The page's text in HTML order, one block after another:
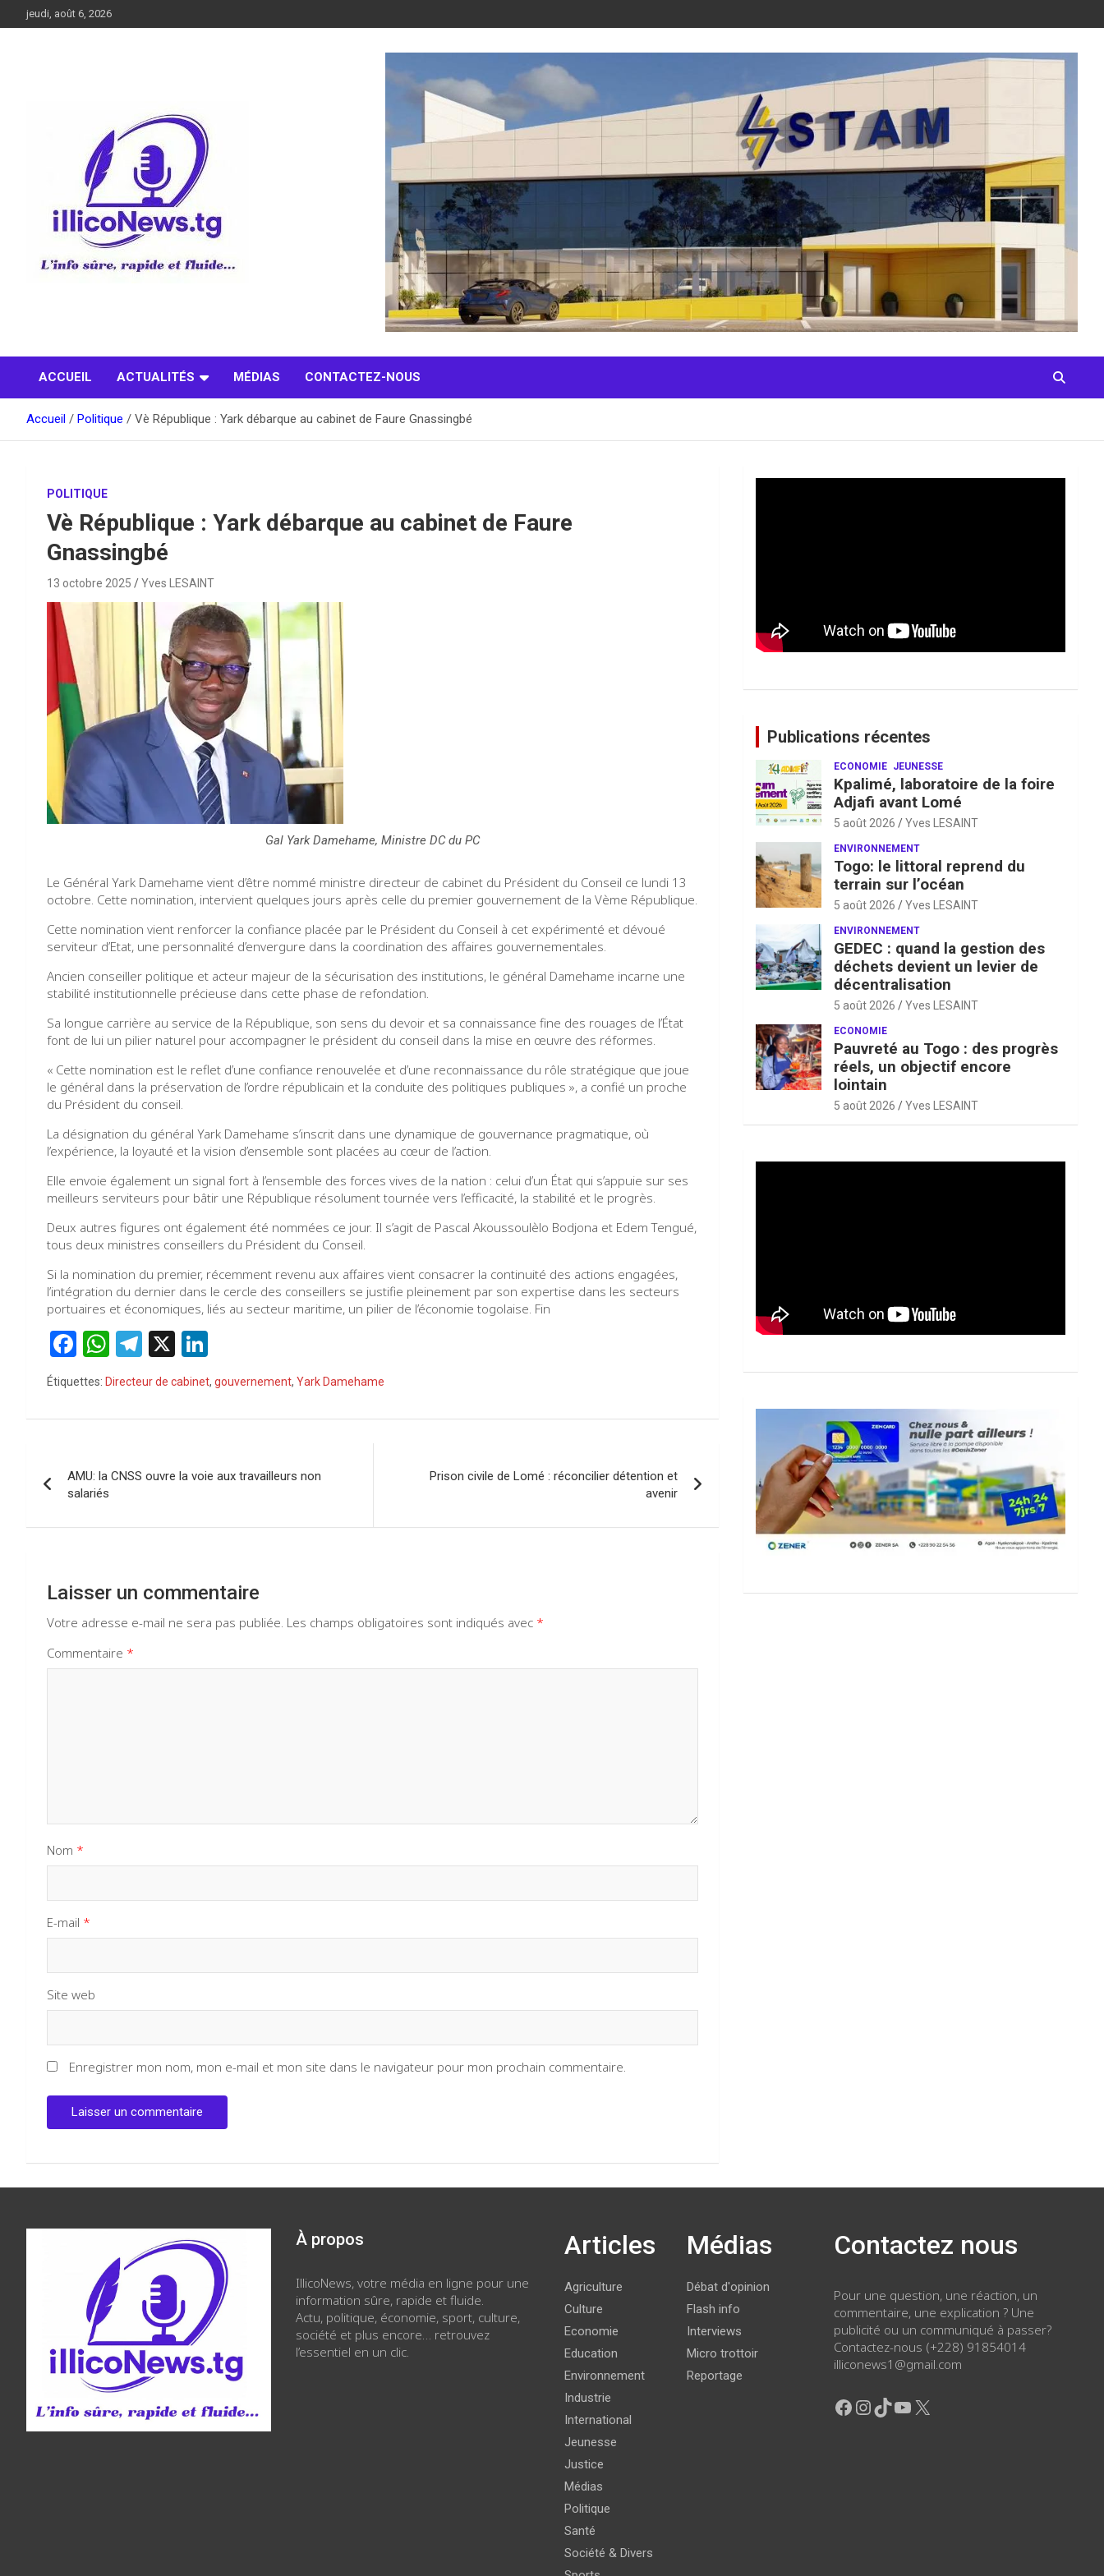
au
jeudi, août 6, 2026
ACCUEIL ACTUALITÉS MÉDIAS CONTACTEZ-NOUS
Accueil Politique Vè République : Yark débarque au cabinet de Faure Gnassingbé
POLITIQUE
Vè République : Yark débarque au cabinet de Faure
Gnassingbé
13 octobre 2025 Yves LESAINT
Gal Yark Damehame, Ministre DC du PC
Le Général Yark Damehame vient d’être nommé ministre directeur de cabinet du Président du Conseil ce lundi 13
octobre. Cette nomination, intervient quelques jours après celle du premier gouvernement de la Vème République.
Cette nomination vient renforcer la confiance placée par le Président du Conseil à cet expérimenté et dévoué
serviteur d’Etat, une personnalité d’envergure dans la coordination des affaires gouvernementales.
Ancien conseiller politique et acteur majeur de la sécurisation des institutions, le général Damehame incarne une
stabilité institutionnelle précieuse dans cette phase de refondation.
Sa longue carrière au service de la République, son sens du devoir et sa connaissance fine des rouages de l’État
font de lui un pilier naturel pour accompagner le président du conseil dans la mise en œuvre des réformes.
« Cette nomination est le reflet d’une confiance renouvelée et d’une reconnaissance du rôle stratégique que joue
le général dans la préservation de l’ordre républicain et la conduite des politiques publiques », a confié un proche
du Président du conseil.
La désignation du général Yark Damehame s’inscrit dans une dynamique de gouvernance pragmatique, où
l’expérience, la loyauté et la vision d’ensemble sont placées au cœur de l’action.
Elle envoie également un signal fort à l’ensemble des forces vives de la nation : celui d’un État qui s’appuie sur ses
meilleurs serviteurs pour bâtir une République résolument tournée vers l’efficacité, la stabilité et le progrès.
Deux autres figures ont également été nommées ce jour. Il s’agit de Pascal Akoussoulèlo Bodjona et Edem Tengué,
tous deux ministres conseillers du Président du Conseil.
Si la nomination du premier, récemment revenu aux affaires vient consacrer la continuité des actions engagées,
l’intégration du dernier dans le cercle des conseillers se justifie pleinement par son expertise dans les secteurs
portuaires et économiques, liés au secteur maritime, un pilier de l’économie togolaise. Fin
F
a
ce
b
o
k
W
h
at
s
p
T
el
e
gr
m
X
ke
dI
Étiquettes: Directeur de cabinet, gouvernement, Yark Damehame
de
l’article
AMU: la CNSS ouvre la voie aux travailleurs non
salariés
Prison civile de Lomé : réconcilier détention et
avenir
Laisser un commentaire
Votre adresse e-mail ne sera pas publiée. Les champs obligatoires sont indiqués avec *
Commentaire *
Nom *
E-mail *
Site web
Enregistrer mon nom, mon e-mail et mon site dans le navigateur pour mon prochain commentaire.
Publications récentes
ECONOMIE JEUNESSE
Kpalimé, laboratoire de la foire
Adjafi avant Lomé
5 août 2026 Yves LESAINT
ENVIRONNEMENT
Togo: le littoral reprend du
terrain sur l’océan
5 août 2026 Yves LESAINT
ENVIRONNEMENT
GEDEC : quand la gestion des
déchets devient un levier de
décentralisation
5 août 2026 Yves LESAINT
ECONOMIE
Pauvreté au Togo : des progrès
réels, un objectif encore
lointain
5 août 2026 Yves LESAINT
À propos
IllicoNews, votre média en ligne pour une
information sûre, rapide et fluide.
Actu, politique, économie, sport, culture,
société et plus encore… retrouvez
l’essentiel en un clic.
Articles
Agriculture
Culture
Economie
Education
Environnement
Industrie
International
Jeunesse
Justice
Médias
Politique
Santé
Société & Divers
Médias
Débat d'opinion
Flash info
Interviews
Micro trottoir
Reportage
Contactez nous
Pour une question, une réaction, un
commentaire, une explication ? Une
publicité ou un communiqué à passer?
Contactez-nous (+228) 91854014
illiconews1@gmail.com
Facebook
Instagram
TikTok
YouTube
X